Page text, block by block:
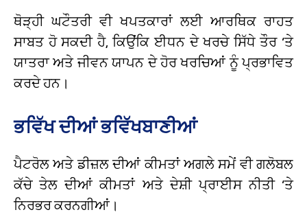
ਥੋੜ੍ਹੀ ਘਟੌਤਰੀ ਵੀ ਖਪਤਕਾਰਾਂ ਲਈ ਆਰਥਿਕ ਰਾਹਤ
ਸਾਬਤ ਹੋ ਸਕਦੀ ਹੈ, ਕਿਉਂਕਿ ਈਧਨ ਦੇ ਖਰਚੇ ਸਿੱਧੇ ਤੌਰ ‘ਤੇ
ਯਾਤਰਾ ਅਤੇ ਜੀਵਨ ਯਾਪਨ ਦੇ ਹੋਰ ਖਰਚਿਆਂ ਨੂੰ ਪ੍ਰਭਾਵਿਤ
ਕਰਦੇ ਹਨ।
ਭਵਿੱਖ ਦੀਆਂ ਭਵਿੱਖਬਾਣੀਆਂ
ਪੈਟਰੋਲ ਅਤੇ ਡੀਜ਼ਲ ਦੀਆਂ ਕੀਮਤਾਂ ਅਗਲੇ ਸਮੇਂ ਵੀ ਗਲੋਬਲ
ਕੱਚੇ ਤੇਲ ਦੀਆਂ ਕੀਮਤਾਂ ਅਤੇ ਦੇਸ਼ੀ ਪ੍ਰਾਈਸ ਨੀਤੀ ‘ਤੇ
ਨਿਰਭਰ ਕਰਨਗੀਆਂ।